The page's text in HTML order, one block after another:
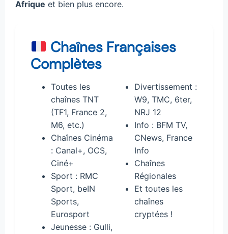
Afrique et bien plus encore.
Chaînes Françaises
Complètes
Toutes les
chaînes TNT
(TF1, France 2,
M6, etc.)
Chaînes Cinéma
: Canal+, OCS,
Ciné+
Sport : RMC
Sport, beIN
Sports,
Eurosport
Jeunesse : Gulli,
Divertissement :
W9, TMC, 6ter,
NRJ 12
Info : BFM TV,
CNews, France
Info
Chaînes
Régionales
Et toutes les
chaînes
cryptées !